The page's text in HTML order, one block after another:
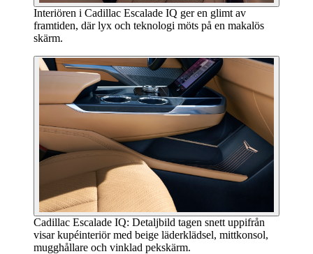
Interiören i Cadillac Escalade IQ ger en glimt av
framtiden, där lyx och teknologi möts på en makalös
skärm.
Cadillac Escalade IQ: Detaljbild tagen snett uppifrån
visar kupéinteriör med beige läderklädsel, mittkonsol,
mugghållare och vinklad pekskärm.